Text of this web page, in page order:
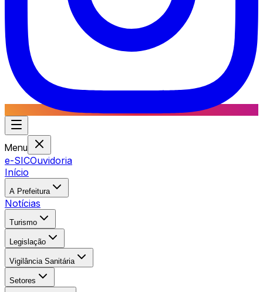
Menu
e-SICOuvidoria
Início
A Prefeitura
Notícias
Turismo
Legislação
Vigilância Sanitária
Setores